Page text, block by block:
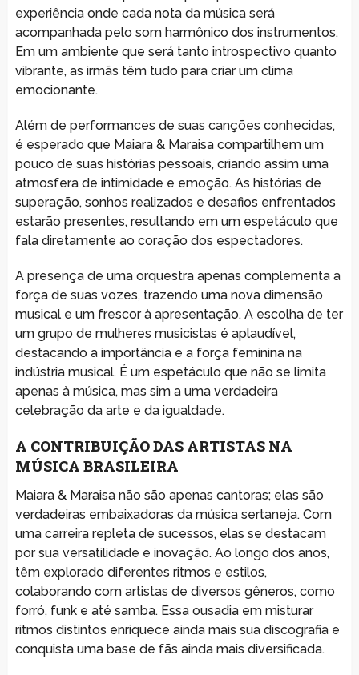
experiência onde cada nota da música será
acompanhada pelo som harmônico dos instrumentos.
Em um ambiente que será tanto introspectivo quanto
vibrante, as irmãs têm tudo para criar um clima
emocionante.
Além de performances de suas canções conhecidas,
é esperado que Maiara & Maraisa compartilhem um
pouco de suas histórias pessoais, criando assim uma
atmosfera de intimidade e emoção. As histórias de
superação, sonhos realizados e desafios enfrentados
estarão presentes, resultando em um espetáculo que
fala diretamente ao coração dos espectadores.
A presença de uma orquestra apenas complementa a
força de suas vozes, trazendo uma nova dimensão
musical e um frescor à apresentação. A escolha de ter
um grupo de mulheres musicistas é aplaudível,
destacando a importância e a força feminina na
indústria musical. É um espetáculo que não se limita
apenas à música, mas sim a uma verdadeira
celebração da arte e da igualdade.
A CONTRIBUIÇÃO DAS ARTISTAS NA
MÚSICA BRASILEIRA
Maiara & Maraisa não são apenas cantoras; elas são
verdadeiras embaixadoras da música sertaneja. Com
uma carreira repleta de sucessos, elas se destacam
por sua versatilidade e inovação. Ao longo dos anos,
têm explorado diferentes ritmos e estilos,
colaborando com artistas de diversos gêneros, como
forró, funk e até samba. Essa ousadia em misturar
ritmos distintos enriquece ainda mais sua discografia e
conquista uma base de fãs ainda mais diversificada.